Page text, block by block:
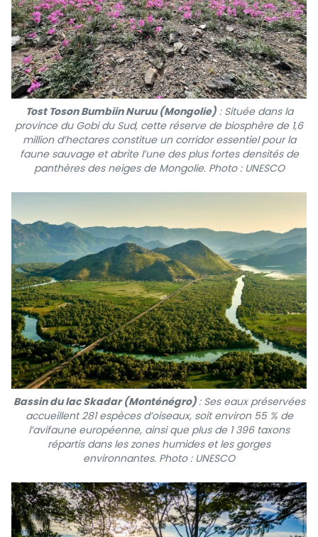
Tost Toson Bumbiin Nuruu (Mongolie): Située dans la
province du Gobi du Sud, cette réserve de biosphère de 1,6
million d’hectares constitue un corridor essentiel pour la
faune sauvage et abrite l’une des plus fortes densités de
panthères des neiges de Mongolie. Photo : UNESCO
Bassin du lac Skadar (Monténégro) : Ses eaux préservées
accueillent 281 espèces d’oiseaux, soit environ 55 % de
l’avifaune européenne, ainsi que plus de 1 396 taxons
répartis dans les zones humides et les gorges
environnantes. Photo : UNESCO